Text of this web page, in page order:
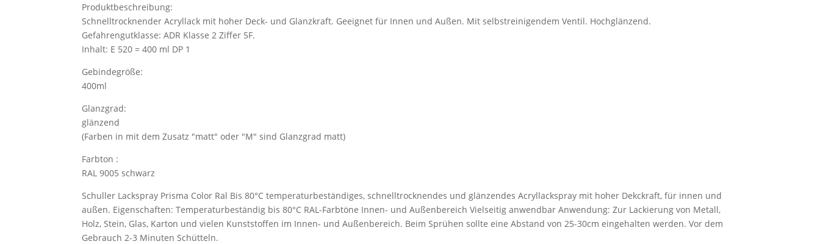
Produktbeschreibung:
Schnelltrocknender Acryllack mit hoher Deck- und Glanzkraft. Geeignet für Innen und Außen. Mit selbstreinigendem Ventil. Hochglänzend.
Gefahrengutklasse: ADR Klasse 2 Ziffer 5F.
Inhalt: E 520 = 400 ml DP 1
Gebindegröße:
400ml
Glanzgrad:
glänzend
(Farben in mit dem Zusatz "matt" oder "M" sind Glanzgrad matt)
Farbton :
RAL 9005 schwarz
Schuller Lackspray Prisma Color Ral Bis 80°C temperaturbeständiges, schnelltrocknendes und glänzendes Acryllackspray mit hoher Dekckraft, für innen und
außen. Eigenschaften: Temperaturbeständig bis 80°C RAL-Farbtöne Innen- und Außenbereich Vielseitig anwendbar Anwendung: Zur Lackierung von Metall,
Holz, Stein, Glas, Karton und vielen Kunststoffen im Innen- und Außenbereich. Beim Sprühen sollte eine Abstand von 25-30cm eingehalten werden. Vor dem
Gebrauch 2-3 Minuten Schütteln.